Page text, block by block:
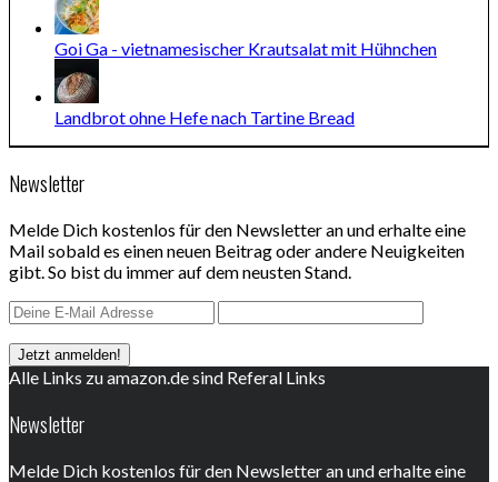
Goi Ga - vietnamesischer Krautsalat mit Hühnchen
Landbrot ohne Hefe nach Tartine Bread
Newsletter
Melde Dich kostenlos für den Newsletter an und erhalte eine
Mail sobald es einen neuen Beitrag oder andere Neuigkeiten
gibt. So bist du immer auf dem neusten Stand.
Alle Links zu amazon.de sind Referal Links
Newsletter
Melde Dich kostenlos für den Newsletter an und erhalte eine